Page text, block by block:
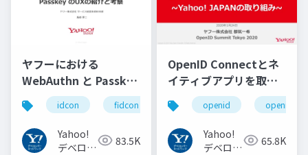
ヤフーにおける
WebAuthn と Passkey
の UX の紹介と考察
#idcon #fidcon
idcon fidcon
Yahoo!
デベロッ
83.5K
OpenID Connectとネ
イティブアプリを取り
巻く仕様と動向 Yahoo!
JAPANの取り組み
#openid
#openid_tokyo
openid
Yahoo!
デベロッ
65.8K